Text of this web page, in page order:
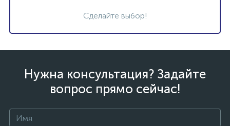
Сделайте выбор!
Нужна консультация? Задайте
вопрос прямо сейчас!